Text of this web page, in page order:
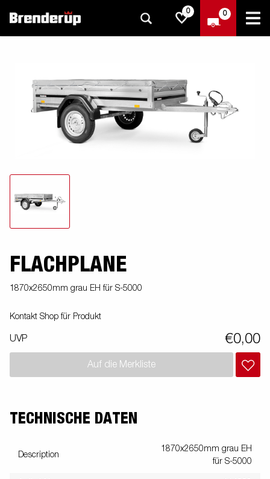
0 0
FLACHPLANE
1870x2650mm grau EH für S-5000
Kontakt Shop für Produkt
UVP €0,00
Auf die Merkliste
TECHNISCHE DATEN
Description
1870x2650mm grau EH
für S-5000